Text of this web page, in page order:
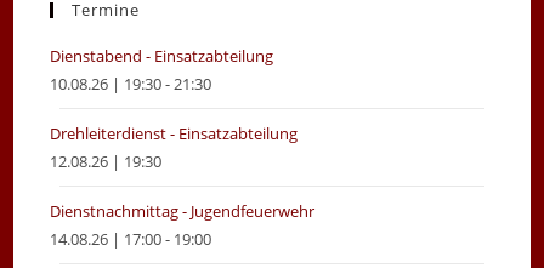
new
new
Termine
Dienstabend - Einsatzabteilung
10.08.26 | 19:30 - 21:30
Drehleiterdienst - Einsatzabteilung
12.08.26 | 19:30
Dienstnachmittag - Jugendfeuerwehr
14.08.26 | 17:00 - 19:00